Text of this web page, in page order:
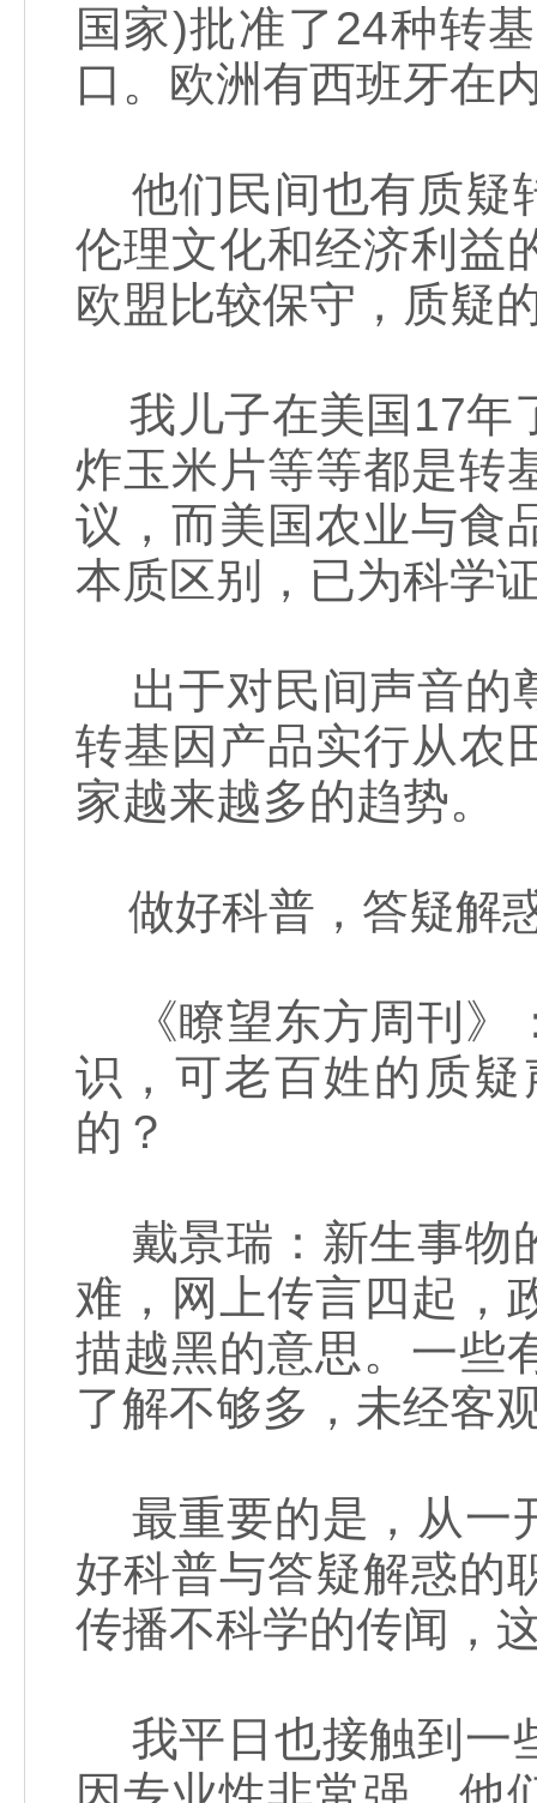
国家)批准了24种转
口。欧洲有西班牙在
他们民间也有质疑
伦理文化和经济利益
欧盟比较保守，质疑
我儿子在美国17年
炸玉米片等等都是转
议，而美国农业与食
本质区别，已为科学
出于对民间声音的
转基因产品实行从农
家越来越多的趋势。
做好科普，答疑解
《瞭望东方周刊》
识，可老百姓的质
的？
戴景瑞：新生事物
难，网上传言四起，
描越黑的意思。一些
了解不够多，未经客
最重要的是，从一
好科普与答疑解惑的
传播不科学的传闻，
我平日也接触到一